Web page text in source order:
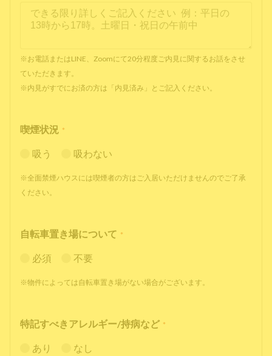
※お電話またはLINE、Zoomにて20分程度ご内見に関するお話をさせ
ていただきます。
※内見がすでにお済の方は「内見済み」とご記入ください。
喫煙状況 *
吸う 吸わない
※全面禁煙ハウスには喫煙者の方はご入居いただけませんのでご了承
ください。
自転車置き場について *
必須 不要
※物件によっては自転車置き場がない場合がございます。
特記すべきアレルギー/持病など *
あり なし